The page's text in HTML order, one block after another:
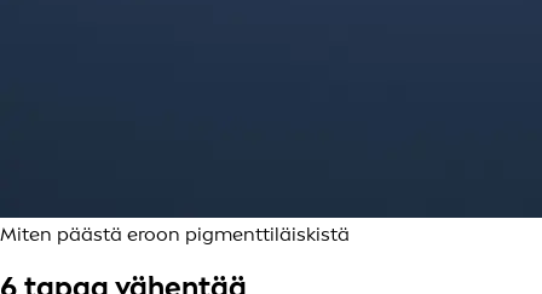
Miten päästä eroon pigmenttiläiskistä